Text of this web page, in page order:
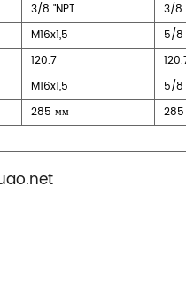
3/8 "NPT
3/8
M16x1,5
5/8
120.7
M16x1,5
5/8
285 мм